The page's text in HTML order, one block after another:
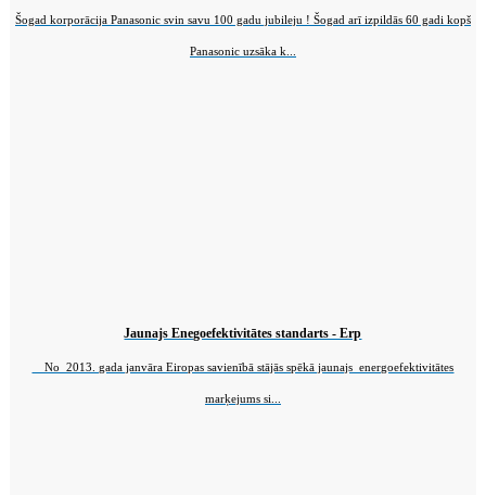
Šogad korporācija Panasonic svin savu 100 gadu jubileju ! Šogad arī izpildās 60 gadi kopš
Panasonic uzsāka k...
Jaunajs Enegoefektivitātes standarts - Erp
No 2013. gada janvāra Eiropas savienībā stājās spēkā jaunajs energoefektivitātes
marķejums si...